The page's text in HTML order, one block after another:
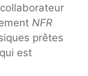
NFR
prêtes
est